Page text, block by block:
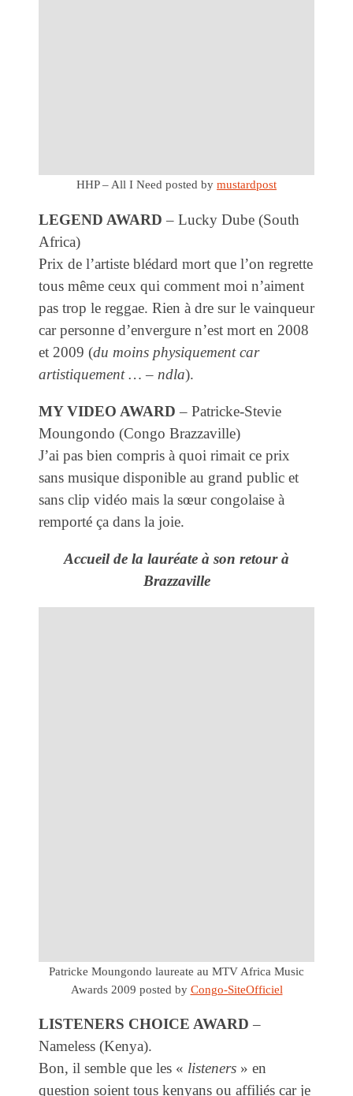
HHP – All I Need posted by mustardpost
LEGEND AWARD – Lucky Dube (South
Africa)
Prix de l’artiste blédard mort que l’on regrette
tous même ceux qui comment moi n’aiment
pas trop le reggae. Rien à dre sur le vainqueur
car personne d’envergure n’est mort en 2008
et 2009 (du moins physiquement car
artistiquement … – ndla).
MY VIDEO AWARD – Patricke-Stevie
Moungondo (Congo Brazzaville)
J’ai pas bien compris à quoi rimait ce prix
sans musique disponible au grand public et
sans clip vidéo mais la sœur congolaise à
remporté ça dans la joie.
Accueil de la lauréate à son retour à
Brazzaville
Patricke Moungondo laureate au MTV Africa Music
Awards 2009 posted by Congo-SiteOfficiel
LISTENERS CHOICE AWARD –
Nameless (Kenya).
Bon, il semble que les « listeners » en
question soient tous kenyans ou affiliés car je